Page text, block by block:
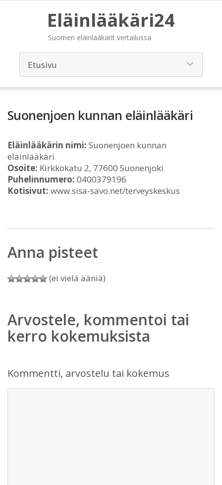
Eläinlääkäri24
Suomen eläinlääkärit vertailussa
Suonenjoen kunnan eläinlääkäri
Eläinlääkärin nimi: Suonenjoen kunnan
eläinlääkäri
Osoite: Kirkkokatu 2, 77600 Suonenjoki
Puhelinnumero: 0400379196
Kotisivut: www.sisa-savo.net/terveyskeskus
Anna pisteet
(ei vielä ääniä)
Arvostele, kommentoi tai
kerro kokemuksista
Kommentti, arvostelu tai kokemus